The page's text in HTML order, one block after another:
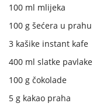
100 ml mlijeka
100 g šećera u prahu
3 kašike instant kafe
400 ml slatke pavlake
100 g čokolade
5 g kakao praha